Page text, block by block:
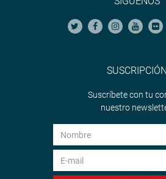
SUSCRIPCIÓN
Suscríbete con tu
nuestro